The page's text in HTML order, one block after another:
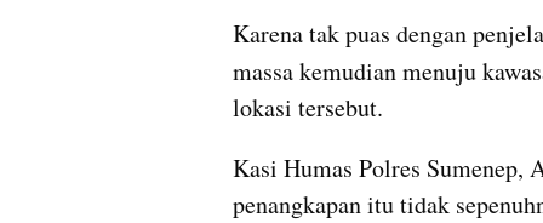
Karena tak puas dengan
massa kemudian menuju
lokasi tersebut.
Kasi Humas Polres
penangkapan itu tidak